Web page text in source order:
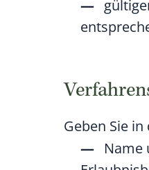
Geben Sie
Name